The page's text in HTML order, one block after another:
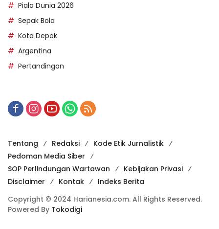
Piala Dunia 2026
Sepak Bola
Kota Depok
Argentina
Pertandingan
Tentang Redaksi
Kode Etik Jurnalistik
Pedoman Media Siber
SOP Perlindungan Wartawan
Kebijakan Privasi
Disclaimer
Kontak
Indeks Berita
Copyright © 2024 Harianesia.com. All Rights Reserved.
Powered By Tokodigi